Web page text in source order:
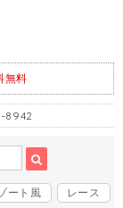
無料
ート風
レース